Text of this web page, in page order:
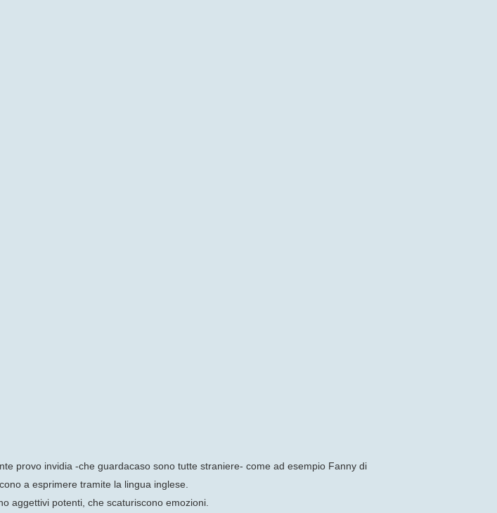
provo invidia -che guardacaso sono tutte straniere- come ad esempio Fanny di
a esprimere tramite la lingua inglese.
aggettivi potenti, che scaturiscono emozioni.